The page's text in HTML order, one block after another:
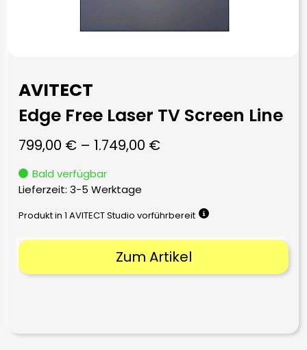
AVITECT
Edge Free Laser TV Screen Line
799,00 € – 1.749,00 €
Bald verfügbar
Lieferzeit: 3-5 Werktage
Produkt in 1 AVITECT Studio vorführbereit
Zum Artikel